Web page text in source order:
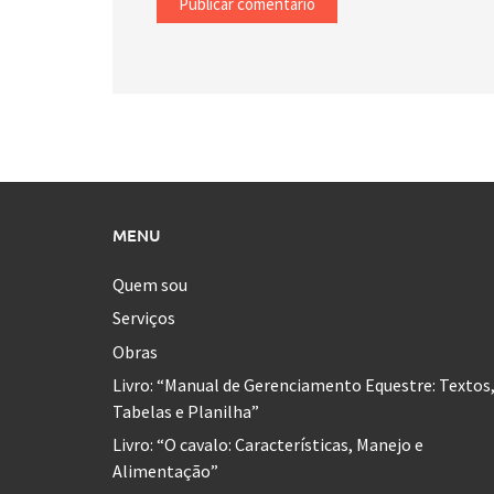
MENU
Quem sou
Serviços
Obras
Livro: “Manual de Gerenciamento Equestre: Textos,
Tabelas e Planilha”
Livro: “O cavalo: Características, Manejo e
Alimentação”